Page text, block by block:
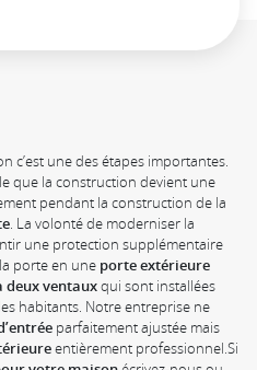
c’est une des étapes importantes.
que la construction devient une
pendant la construction de la
. La volonté de moderniser la
une protection supplémentaire
porte en une porte extérieure
deux ventauxqui sont installées
habitants. Notre entreprise ne
parfaitement ajustée mais
entièrement professionnel.Si